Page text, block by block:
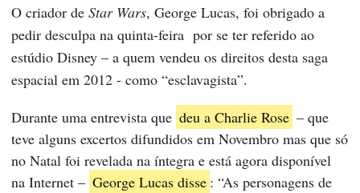
O criador de Star Wars, George Lucas, foi obrigado a
pedir desculpa na quinta-feira por se ter referido ao
estúdio Disney – a quem vendeu os direitos desta saga
espacial em 2012 - como “esclavagista”.
Durante uma entrevista que deu a Charlie Rose – que
teve alguns excertos difundidos em Novembro mas que só
no Natal foi revelada na íntegra e está agora disponível
na Internet – George Lucas disse : “As personagens de